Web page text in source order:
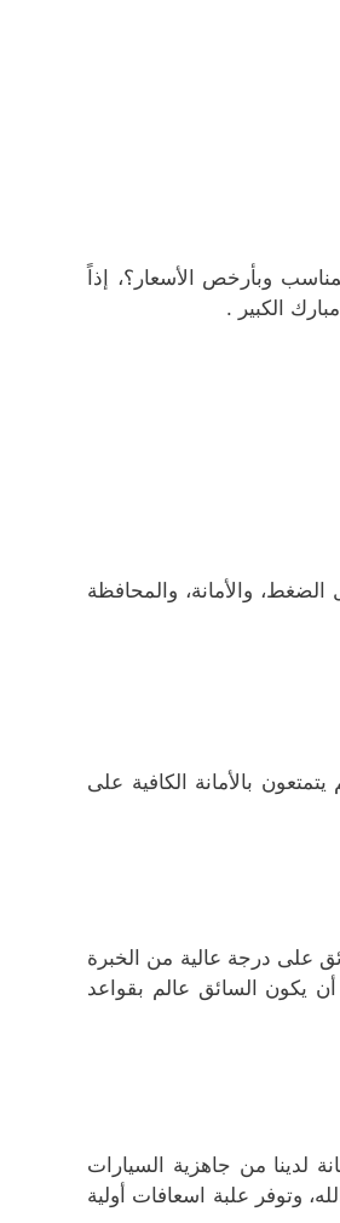
وبأرخص الأسعار؟، إذاً
الكبير .
والأمانة، والمحافظة
بالأمانة الكافية على
على درجة عالية من الخبرة
يكون السائق عالم بقواعد
لدينا من جاهزية السيارات
وتوفر علبة اسعافات أولية